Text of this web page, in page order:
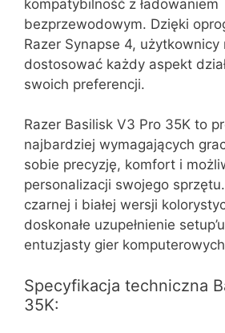
kompatybilność z ładowaniem
bezprzewodowym. Dzięki
Razer Synapse 4, użytkownicy
dostosować każdy aspekt
swoich preferencji.
Razer Basilisk V3 Pro 35K to
najbardziej wymagających
sobie precyzję, komfort i
personalizacji swojego
czarnej i białej wersji
doskonałe uzupełnienie
entuzjasty gier
Specyfikacja techniczna
35K: